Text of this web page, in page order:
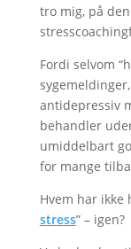
tro mig, på
Fordi selvom
antidepressiv
behandler
umiddelbart
for mange
Hvem har ikke
stress” – igen?